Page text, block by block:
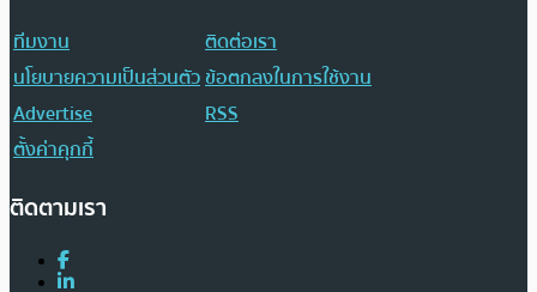
ทีมงาน
ติดต่อเรา
นโยบายความเป็นส่วนตัวข้อตกลงในการใช้งาน
Advertise
RSS
ตั้งค่าคุกกี้
ติดตามเรา